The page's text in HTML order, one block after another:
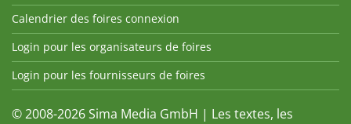
Calendrier des foires connexion
Login pour les organisateurs de foires
Login pour les fournisseurs de foires
© 2008-2026 Sima Media GmbH | Les textes, les